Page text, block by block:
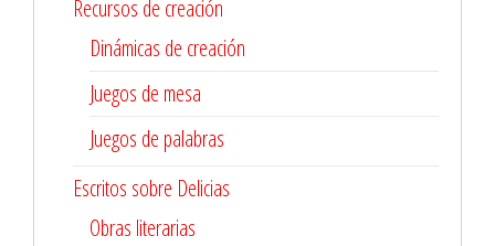
Recursos de creación
Dinámicas de creación
Juegos de mesa
Juegos de palabras
Escritos sobre Delicias
Obras literarias